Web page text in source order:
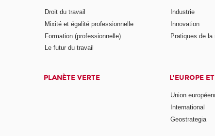
Droit du travail
Mixité et égalité professionnelle
Formation (professionnelle)
Le futur du travail
Industrie
Innovation
Pratiques de la
PLANÈTE VERTE L'EUROPE
Union
International
Geostrategia